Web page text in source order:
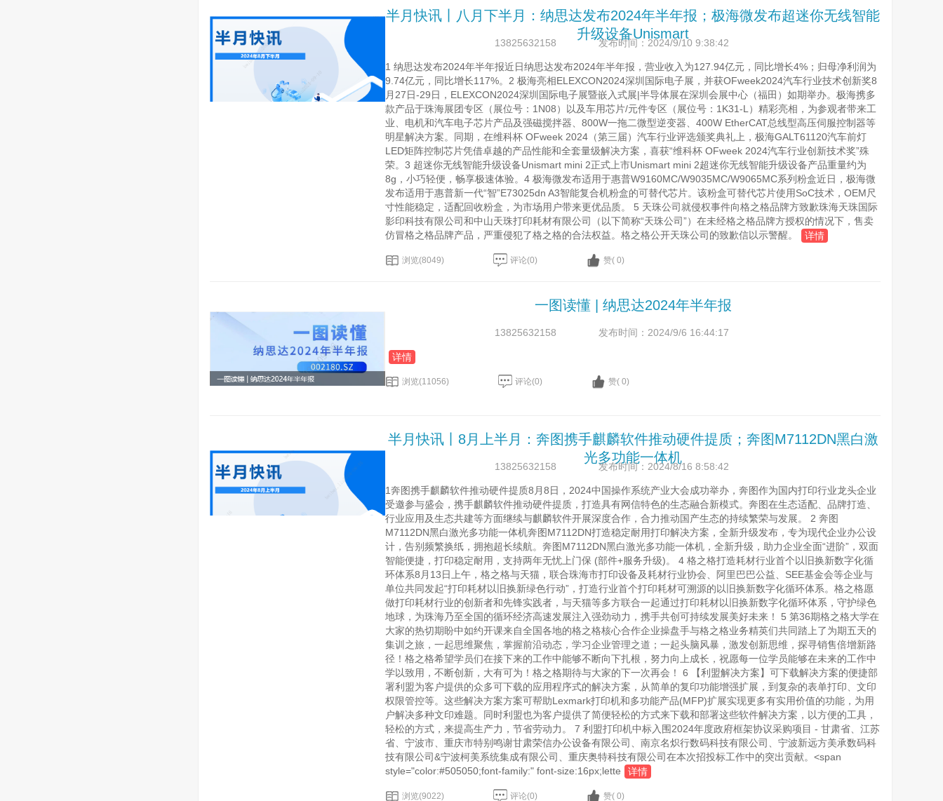
半月快讯丨八月下半月：纳思达发布2024年半年报；极海微发布超迷你无线智能
升级设备Unismart
13825632158 发布时间：2024/9/10 9:38:42
1 纳思达发布2024年半年报近日纳思达发布2024年半年报，营业收入为127.94亿元，同比增长4%；归母净利润为
9.74亿元，同比增长117%。2 极海亮相ELEXCON2024深圳国际电子展，并获OFweek2024汽车行业技术创新奖8
月27日-29日，ELEXCON2024深圳国际电子展暨嵌入式展|半导体展在深圳会展中心（福田）如期举办。极海携多
款产品于珠海展团专区（展位号：1N08）以及车用芯片/元件专区（展位号：1K31-L）精彩亮相，为参观者带来工
业、电机和汽车电子芯片产品及强磁搅拌器、800W一拖二微型逆变器、400W EtherCAT总线型高压伺服控制器等
明星解决方案。同期，在维科杯 OFweek 2024（第三届）汽车行业评选颁奖典礼上，极海GALT61120汽车前灯
LED矩阵控制芯片凭借卓越的产品性能和全套量级解决方案，喜获“维科杯 OFweek 2024汽车行业创新技术奖”殊
荣。3 超迷你无线智能升级设备Unismart mini 2正式上市Unismart mini 2超迷你无线智能升级设备产品重量约为
8g，小巧轻便，畅享极速体验。4 极海微发布适用于惠普W9160MC/W9035MC/W9065MC系列粉盒近日，极海微
发布适用于惠普新一代“智”E73025dn A3智能复合机粉盒的可替代芯片。该粉盒可替代芯片使用SoC技术，OEM尺
寸性能稳定，适配回收粉盒，为市场用户带来更优品质。 5 天珠公司就侵权事件向格之格品牌方致歉珠海天珠国际
影印科技有限公司和中山天珠打印耗材有限公司（以下简称“天珠公司”）在未经格之格品牌方授权的情况下，售卖
仿冒格之格品牌产品，严重侵犯了格之格的合法权益。格之格公开天珠公司的致歉信以示警醒。
详情
浏览(8049) 评论(0) 赞( 0)
一图读懂 | 纳思达2024年半年报
13825632158 发布时间：2024/9/6 16:44:17
详情
浏览(11056) 评论(0) 赞( 0)
半月快讯丨8月上半月：奔图携手麒麟软件推动硬件提质；奔图M7112DN黑白激
光多功能一体机
13825632158 发布时间：2024/8/16 8:58:42
1奔图携手麒麟软件推动硬件提质8月8日，2024中国操作系统产业大会成功举办，奔图作为国内打印行业龙头企业
受邀参与盛会，携手麒麟软件推动硬件提质，打造具有网信特色的生态融合新模式。奔图在生态适配、品牌打造、
行业应用及生态共建等方面继续与麒麟软件开展深度合作，合力推动国产生态的持续繁荣与发展。 2 奔图
M7112DN黑白激光多功能一体机奔图M7112DN打造稳定耐用打印解决方案，全新升级发布，专为现代企业办公设
计，告别频繁换纸，拥抱超长续航。奔图M7112DN黑白激光多功能一体机，全新升级，助力企业全面“进阶”，双面
智能便捷，打印稳定耐用，支持两年无忧上门保 (部件+服务升级)。 4 格之格打造耗材行业首个以旧换新数字化循
环体系8月13日上午，格之格与天猫，联合珠海市打印设备及耗材行业协会、阿里巴巴公益、SEE基金会等企业与
单位共同发起“打印耗材以旧换新绿色行动”，打造行业首个打印耗材可溯源的以旧换新数字化循环体系。格之格愿
做打印耗材行业的创新者和先锋实践者，与天猫等多方联合一起通过打印耗材以旧换新数字化循环体系，守护绿色
地球，为珠海乃至全国的循环经济高速发展注入强劲动力，携手共创可持续发展美好未来！ 5 第36期格之格大学在
大家的热切期盼中如约开课来自全国各地的格之格核心合作企业操盘手与格之格业务精英们共同踏上了为期五天的
集训之旅，一起思维聚焦，掌握前沿动态，学习企业管理之道；一起头脑风暴，激发创新思维，探寻销售倍增新路
径！格之格希望学员们在接下来的工作中能够不断向下扎根，努力向上成长，祝愿每一位学员能够在未来的工作中
学以致用，不断创新，大有可为！格之格期待与大家的下一次再会！ 6 【利盟解决方案】可下载解决方案的便捷部
署利盟为客户提供的众多可下载的应用程序式的解决方案，从简单的复印功能增强扩展，到复杂的表单打印、文印
权限管控等。这些解决方案方案可帮助Lexmark打印机和多功能产品(MFP)扩展实现更多有实用价值的功能，为用
户解决多种文印难题。同时利盟也为客户提供了简便轻松的方式来下载和部署这些软件解决方案，以方便的工具，
轻松的方式，来提高生产力，节省劳动力。 7 利盟打印机中标入围2024年度政府框架协议采购项目 - 甘肃省、江苏
省、宁波市、重庆市特别鸣谢甘肃荣信办公设备有限公司、南京名炽行数码科技有限公司、宁波新远方美承数码科
技有限公司&宁波柯美系统集成有限公司、重庆奥特科技有限公司在本次招投标工作中的突出贡献。<span
style="color:#505050;font-family:" font-size:16px;lette
详情
浏览(9022) 评论(0) 赞( 0)